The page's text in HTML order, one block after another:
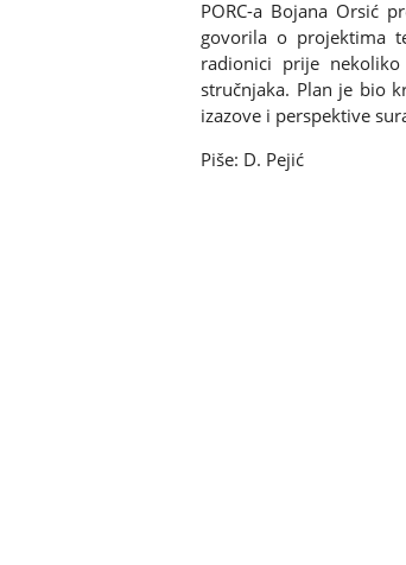
PORC-a Bojana Orsić
govorila o projektima
radionici prije
stručnjaka. Plan je bio
izazove i perspektive
Piše: D. Pejić